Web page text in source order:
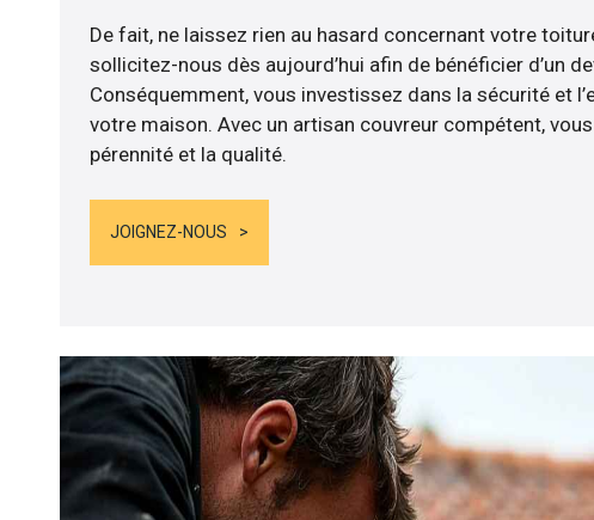
De fait, ne laissez rien au hasard concernant votre
sollicitez-nous dès aujourd’hui afin de bénéficier d’un
Conséquemment, vous investissez dans la sécurité et
votre maison. Avec un artisan couvreur compétent,
pérennité et la qualité.
JOIGNEZ-NOUS